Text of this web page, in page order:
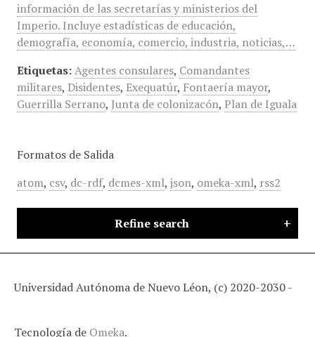
información de las secretarías y ministerios del
Imperio. Incluye estadísticas de educación,
demografía, economía, comercio, industria, noticias,…
Etiquetas: Agentes consulares, Comandantes
militares, Disidentes, Exequatúr, Fontaería mayor,
Guerrilla Serrano, Junta de colonizacón, Plan de Iguala
Formatos de Salida
atom, csv, dc-rdf, dcmes-xml, json, omeka-xml, rss2
Refine search
Universidad Autónoma de Nuevo Léon, (c) 2020-2030 -
Tecnología de Omeka.